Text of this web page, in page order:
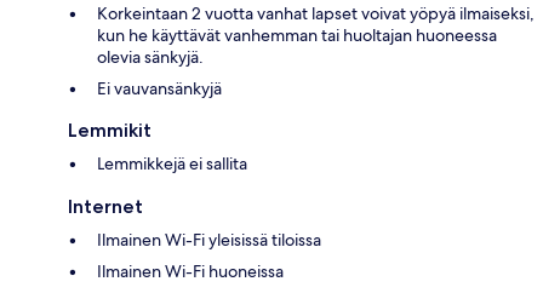
Korkeintaan 2 vuotta vanhat lapset voivat yöpyä ilmaiseksi,
kun he käyttävät vanhemman tai huoltajan huoneessa
olevia sänkyjä.
Ei vauvansänkyjä
Lemmikit
Lemmikkejä ei sallita
Internet
Ilmainen Wi-Fi yleisissä tiloissa
Ilmainen Wi-Fi huoneissa